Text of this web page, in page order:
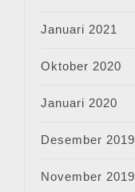
Januari 2021
Oktober 2020
Januari 2020
Desember 2019
November 2019